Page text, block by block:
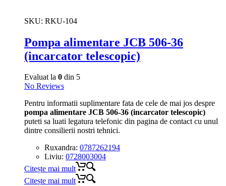
SKU: RKU-104
Pompa alimentare JCB 506-36
(incarcator telescopic)
Evaluat la 0 din 5
No Reviews
Pentru informatii suplimentare fata de cele de mai jos despre
pompa alimentare JCB 506-36 (incarcator telescopic)
puteti sa luati legatura telefonic din pagina de contact cu unul
dintre consilierii nostri tehnici.
Ruxandra: 0787262194
Liviu: 0728003004
Citește mai mult
Citește mai mult